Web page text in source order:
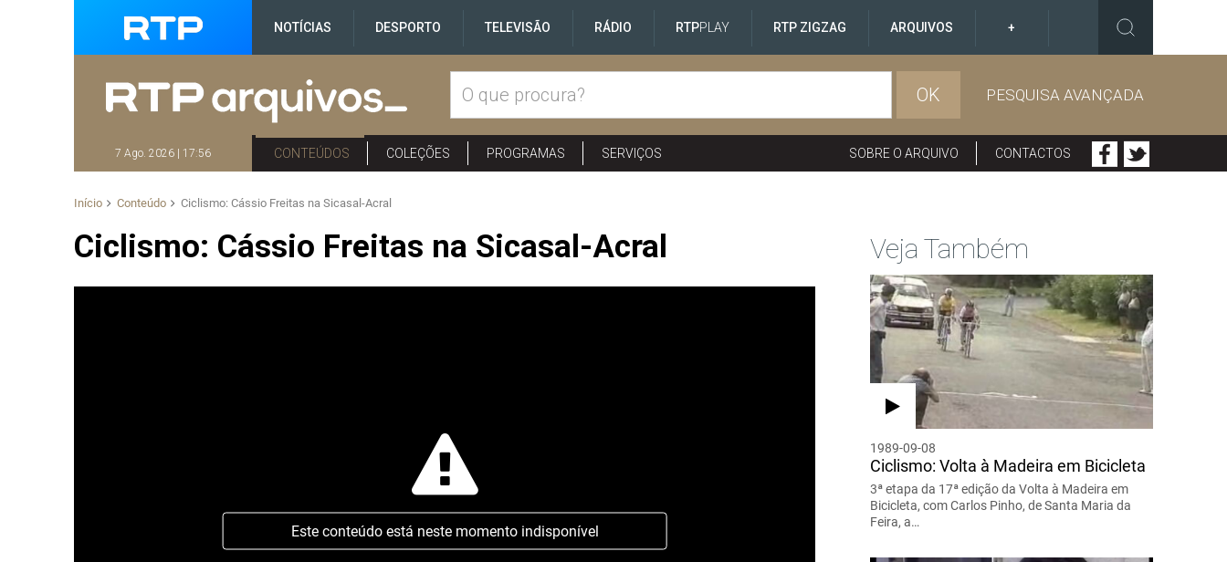
NOTÍCIAS DESPORTO TELEVISÃO RÁDIO RTPPLAY RTP ZIGZAG ARQUIVOS +
OK PESQUISA AVANÇADA
7 Ago. 2026 | 17:56 CONTEÚDOS COLEÇÕES PROGRAMAS SERVIÇOS SOBRE O ARQUIVO CONTACTOS
Início Conteúdo Ciclismo: Cássio Freitas na Sicasal-Acral
Ciclismo: Cássio Freitas na Sicasal-Acral
Este conteúdo está neste momento indisponível
Veja Também
1989-09-08
Ciclismo: Volta à Madeira em Bicicleta
3ª etapa da 17ª edição da Volta à Madeira em
Bicicleta, com Carlos Pinho, de Santa Maria da
Feira, a…